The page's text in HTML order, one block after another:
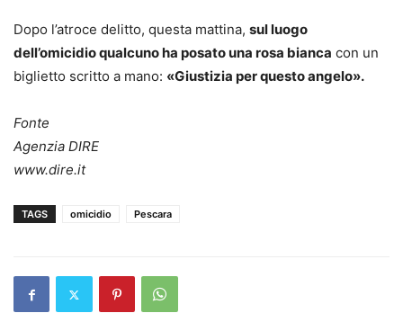
Dopo l’atroce delitto, questa mattina, sul luogo
dell’omicidio qualcuno ha posato una rosa bianca con un
biglietto scritto a mano: «Giustizia per questo angelo».
Fonte
Agenzia DIRE
www.dire.it
TAGS omicidio Pescara